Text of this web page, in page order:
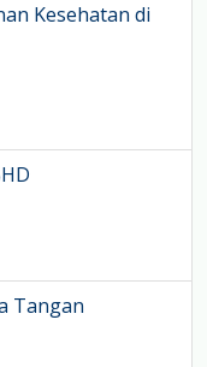
Kesehatan di
Tangan